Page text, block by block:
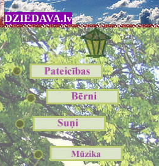
DZIEDAVA.lv